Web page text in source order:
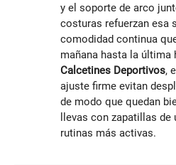
y el soporte de arco
costuras refuerzan esa
comodidad continua
mañana hasta la última
Calcetines Deportivos,
ajuste firme evitan
de modo que quedan
llevas con zapatillas
rutinas más activas.